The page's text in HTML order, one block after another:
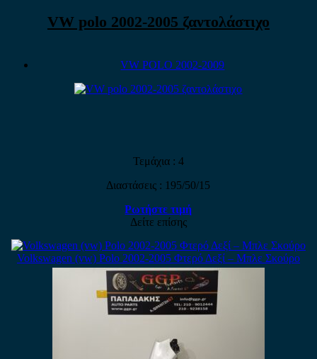
VW polo 2002-2005 ζαντολάστιχο
VW POLO 2002-2009
Τεμάχια : 4
Διαστάσεις : 195/50/15
Ρωτήστε τιμή
Δείτε επίσης
Volkswagen (vw) Polo 2002-2005 Φτερό Δεξί – Μπλε Σκούρο